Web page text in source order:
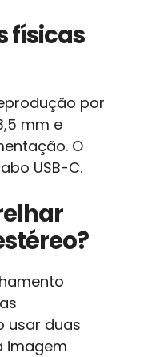
físicas
por
mm e
O
USB-C.
usar duas
imagem